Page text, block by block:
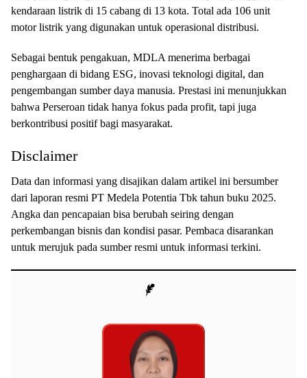
kendaraan listrik di 15 cabang di 13 kota. Total ada 106 unit
motor listrik yang digunakan untuk operasional distribusi.
Sebagai bentuk pengakuan, MDLA menerima berbagai
penghargaan di bidang ESG, inovasi teknologi digital, dan
pengembangan sumber daya manusia. Prestasi ini menunjukkan
bahwa Perseroan tidak hanya fokus pada profit, tapi juga
berkontribusi positif bagi masyarakat.
Disclaimer
Data dan informasi yang disajikan dalam artikel ini bersumber
dari laporan resmi PT Medela Potentia Tbk tahun buku 2025.
Angka dan pencapaian bisa berubah seiring dengan
perkembangan bisnis dan kondisi pasar. Pembaca disarankan
untuk merujuk pada sumber resmi untuk informasi terkini.